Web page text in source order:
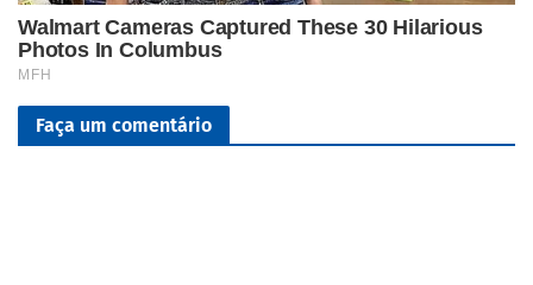
Faça um comentário